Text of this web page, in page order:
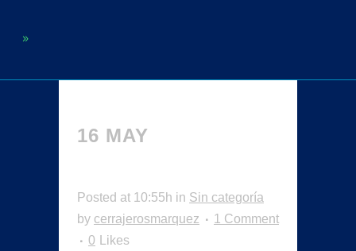
16 MAY
Posted at 10:55h in Sin categoría
by cerrajerosmarquez
1 Comment
0
Likes